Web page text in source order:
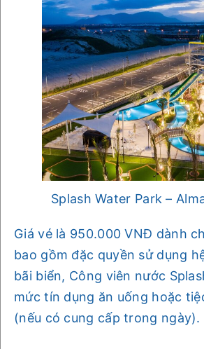
Splash Water Park –
Giá vé là 950.000 VNĐ dành
bao gồm đặc quyền sử dụng
bãi biển, Công viên nước
mức tín dụng ăn uống hoặc
(nếu có cung cấp trong ngày).